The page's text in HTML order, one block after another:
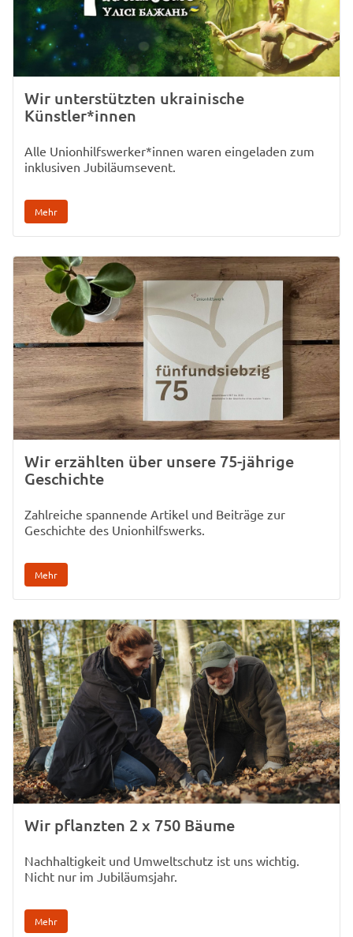
Wir unterstützten ukrainische
Künstler*innen
Alle Unionhilfswerker*innen waren eingeladen zum
inklusiven Jubiläumsevent.
Mehr
Wir erzählten über unsere 75-jährige
Geschichte
Zahlreiche spannende Artikel und Beiträge zur
Geschichte des Unionhilfswerks.
Mehr
Wir pflanzten 2 x 750 Bäume
Nachhaltigkeit und Umweltschutz ist uns wichtig.
Nicht nur im Jubiläumsjahr.
Mehr